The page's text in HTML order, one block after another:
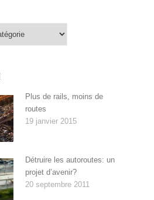
Plus de rails, moins de
routes
19 janvier 2015
Détruire les autoroutes: un
projet d’avenir?
20 septembre 2011